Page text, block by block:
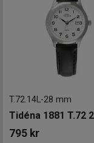
T.72.14L-28 mm
Tidéna 1881 T.72
795 kr